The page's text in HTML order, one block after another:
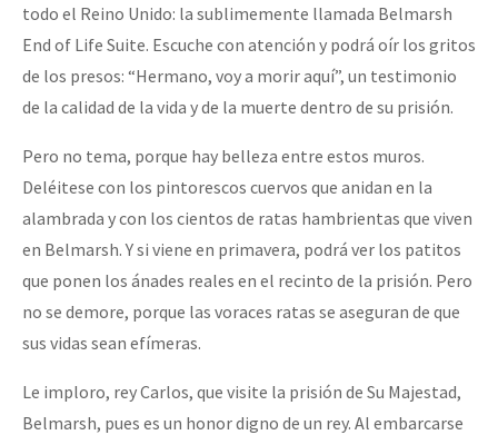
todo el Reino Unido: la sublimemente llamada Belmarsh
End of Life Suite. Escuche con atención y podrá oír los gritos
de los presos: “Hermano, voy a morir aquí”, un testimonio
de la calidad de la vida y de la muerte dentro de su prisión.
Pero no tema, porque hay belleza entre estos muros.
Deléitese con los pintorescos cuervos que anidan en la
alambrada y con los cientos de ratas hambrientas que viven
en Belmarsh. Y si viene en primavera, podrá ver los patitos
que ponen los ánades reales en el recinto de la prisión. Pero
no se demore, porque las voraces ratas se aseguran de que
sus vidas sean efímeras.
Le imploro, rey Carlos, que visite la prisión de Su Majestad,
Belmarsh, pues es un honor digno de un rey. Al embarcarse